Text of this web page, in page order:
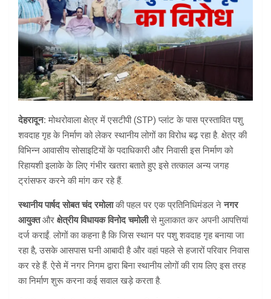
देहरादून:मोथरोवाला क्षेत्र में एसटीपी (STP) प्लांट के पास प्रस्तावित पशु
शवदाह गृह के निर्माण को लेकर स्थानीय लोगों का विरोध बढ़ रहा है. क्षेत्र की
विभिन्न आवासीय सोसाइटियों के पदाधिकारी और निवासी इस निर्माण को
रिहायशी इलाके के लिए गंभीर खतरा बताते हुए इसे तत्काल अन्य जगह
ट्रांसफर करने की मांग कर रहे हैं.
स्थानीय पार्षद सोबत चंद रमोलाकी पहल पर एक प्रतिनिधिमंडल नेनगर
आयुक्तऔर क्षेत्रीय विधायक विनोद चमोलीसे मुलाकात कर अपनी आपत्तियां
दर्ज कराईं. लोगों का कहना है कि जिस स्थान पर पशु शवदाह गृह बनाया जा
रहा है, उसके आसपास घनी आबादी है और वहां पहले से हजारों परिवार निवास
कर रहे हैं. ऐसे में नगर निगम द्वारा बिना स्थानीय लोगों की राय लिए इस तरह
का निर्माण शुरू करना कई सवाल खड़े करता है.